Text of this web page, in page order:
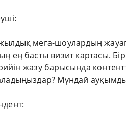
мега-шоулардың
ең басты визит картасы.
жазу барысында
Мұндай